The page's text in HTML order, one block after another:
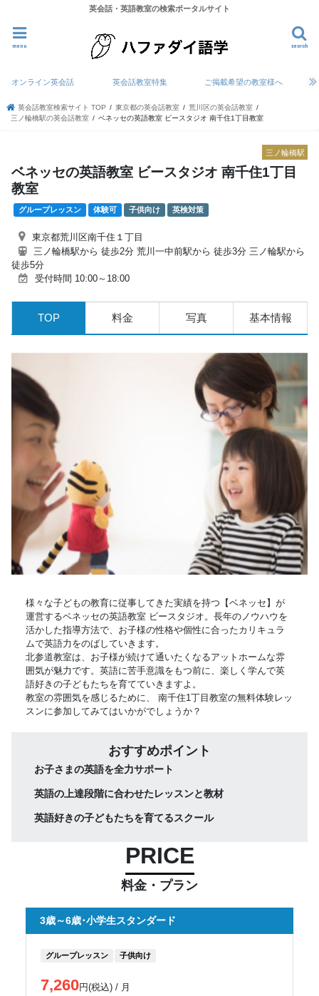
英会話・英語教室の検索ポータルサイト
search
menu
オンライン英会話 英会話教室特集 ご掲載希望の教室様へ
英会話教室検索サイト TOP 東京都の英会話教室
荒川区の英会話教室
三ノ輪橋駅の英会話教室
ベネッセの英語教室 ビースタジオ 南千住1丁目教室
三ノ輪橋駅
ベネッセの英語教室 ビースタジオ 南千住1丁目
教室
グループレッスン 体験可 子供向け 英検対策
東京都荒川区南千住１丁目
三ノ輪橋駅から 徒歩2分 荒川一中前駅から 徒歩3分 三ノ輪駅から
徒歩5分
受付時間 10:00～18:00
TOP 料金 写真 基本情報
様々な子どもの教育に従事してきた実績を持つ【ベネッセ】が
運営するベネッセの英語教室 ビースタジオ。長年のノウハウを
活かした指導方法で、お子様の性格や個性に合ったカリキュラ
ムで英語力をのばしていきます。
北参道教室は、お子様が続けて通いたくなるアットホームな雰
囲気が魅力です。英語に苦手意識をもつ前に、楽しく学んで英
語好きの子どもたちを育てていきますよ。
教室の雰囲気を感じるために、 南千住1丁目教室の無料体験レッ
スンに参加してみてはいかがでしょうか？
おすすめポイント
お子さまの英語を全力サポート
英語の上達段階に合わせたレッスンと教材
英語好きの子どもたちを育てるスクール
PRICE
料金・プラン
3歳～6歳･小学生スタンダード
グループレッスン 子供向け
7,260円(税込) / 月